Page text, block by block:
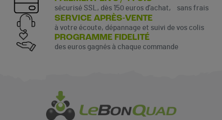
sécurisé SSL, dès 150 euros d’achat, sans frais
SERVICE APRÈS-VENTE
à votre écoute, dépannage et suivi de vos colis
PROGRAMME FIDELITÉ
des euros gagnés à chaque commande